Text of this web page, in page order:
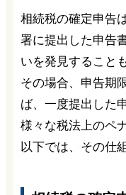
相続税の確定申告
署に提出した申告
いを発見すること
その場合、申告期
ば、一度提出した
様々な税法上のペ
以下では、その仕